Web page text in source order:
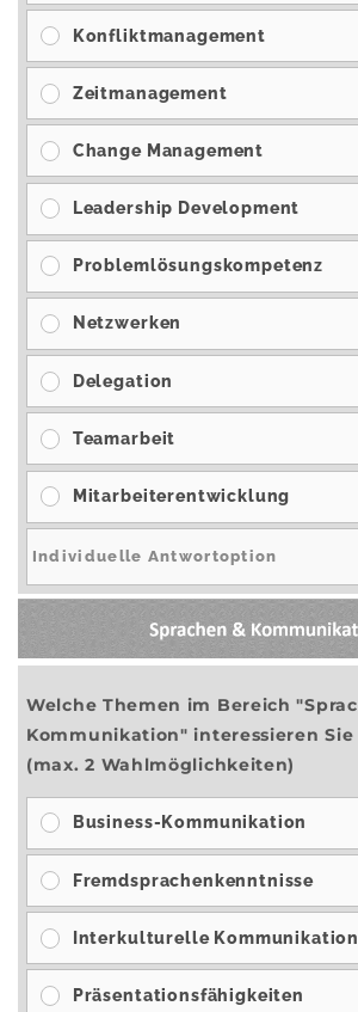
Konfliktmanagement
Zeitmanagement
Change Management
Leadership Development
Problemlösungskompetenz
Netzwerken
Delegation
Teamarbeit
Mitarbeiterentwicklung
Welche Themen im Bereich
Kommunikation" interessieren Sie
(max. 2 Wahlmöglichkeiten)
Business-Kommunikation
Fremdsprachenkenntnisse
Interkulturelle Kommunikation
Präsentationsfähigkeiten